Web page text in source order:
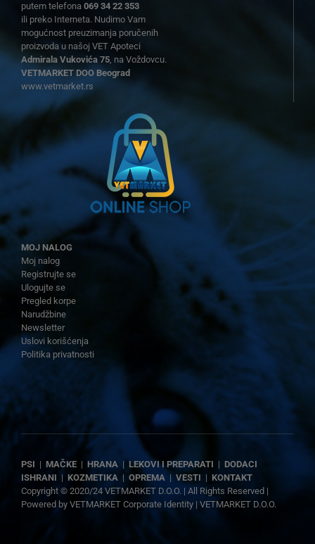
putem telefona 069 34 22 353
ili preko Interneta. Nudimo Vam
mogućnost preuzimanja poručenih
proizvoda u našoj VET Apoteci
Admirala Vukovića 75, na Voždovcu.
VETMARKET DOO Beograd
www.vetmarket.rs
MOJ NALOG
Moj nalog
Registrujte se
Ulogujte se
Pregled korpe
Narudžbine
Newsletter
Uslovi korišćenja
Politika privatnosti
PSI | MAČKE| HRANA| LEKOVI I PREPARATI | DODACI
ISHRANI | KOZMETIKA| OPREMA| VESTI | KONTAKT
Copyright © 2020/24 VETMARKET D.O.O. | All Rights Reserved |
Powered by VETMARKET Corporate Identity| VETMARKET D.O.O.